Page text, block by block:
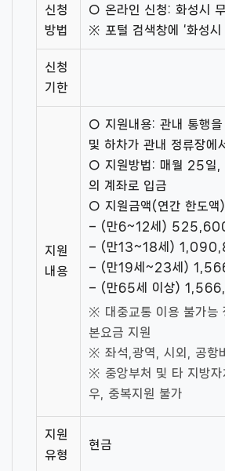
신청
방법
○ 온라인 신청: 화성시
※ 포털 검색창에 ‘화성시
신청
기한
지원
내용
○ 지원내용: 관내 통행을
및 하차가 관내 정류장에
○ 지원방법: 매월 25일,
의 계좌로 입금
○ 지원금액(연간 한도액)
– (만6~12세)
– (만13~18세)
– (만19세~23세)
– (만65세 이상)
※ 대중교통 이용 불가능
본요금 지원
※ 좌석,광역, 시외, 공항
※ 중앙부처 및 타 지방자
우, 중복지원 불가
지원
유형
현금